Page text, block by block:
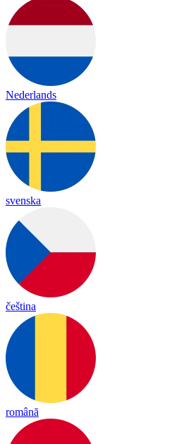
Nederlands
svenska
čeština
română